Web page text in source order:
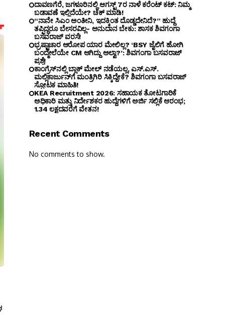
ದಾವಣಗೆರೆ, ಜಗಳೂರಿನಲ್ಲಿ ಆಗಸ್ಟ್ 7ರ ನಾಳೆ ಕರೆಂಟ್ ಕಟ್: ನಿಮ್ಮ
ಬಡಾವಣೆ ಇಲ್ಲಿದೆಯೇ? ಚೆಕ್ ಮಾಡಿ!
“ನಾನೇ ಸಿಎಂ ಅಂತೀನಿ, ಇದಕ್ಕಿಂತ ದೊಡ್ಡದೇನಿದೆ?” ಹುದ್ದೆ
ತಪ್ಪಿದ್ದರೂ ಬೇಸರವಿಲ್ಲ- ಅನುದಾನ ಬೇಕು: ಶಾಸಕ ಶಿವಗಂಗಾ
ಬಸವರಾಜ್ ವರಸೆ!
ಭ್ರಷ್ಟಾಚಾರ ಆರೋಪ ಯಾರ ಮೇಲಿಲ್ಲ? ‘BSY ಜೈಲಿಗೆ ಹೋಗಿ
ಬಂದ್ಮೇಲೆಯೇ CM ಆಗಿದ್ದು ಅಲ್ವಾ?’: ಶಿವಗಂಗಾ ಬಸವರಾಜ್
ಪ್ರಶ್ನೆ!
ಕಾಂಗ್ರೆಸ್‌ನಲ್ಲಿ ಬ್ಲಾಕ್ ಮೇಲ್ ನಡೆಯಲ್ಲ, ಎಸ್.ಎಸ್.
ಮಲ್ಲಿಕಾರ್ಜುನ್‌ಗೆ ಮಂತ್ರಿಗಿರಿ ಸಿಕ್ಕಿದ್ದೇಕೆ? ಶಿವಗಂಗಾ ಬಸವರಾಜ್
ಸ್ಫೋಟಕ ಮಾಹಿತಿ!
KEA Recruitment 2026: ಸಹಾಯಕ ತೋಟಗಾರಿಕೆ
ಅಧಿಕಾರಿ ಮತ್ತು ನಿರ್ದೇಶಕರ ಹುದ್ದೆಗಳಿಗೆ ಅರ್ಜಿ ಸಲ್ಲಿಕೆ ಆರಂಭ;
₹1.34 ಲಕ್ಷದವರೆಗೆ ವೇತನ!
Recent Comments
No comments to show.